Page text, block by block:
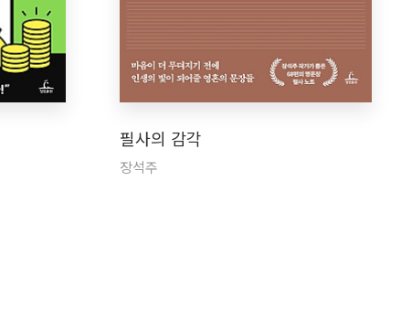
필사의 감각
장석주